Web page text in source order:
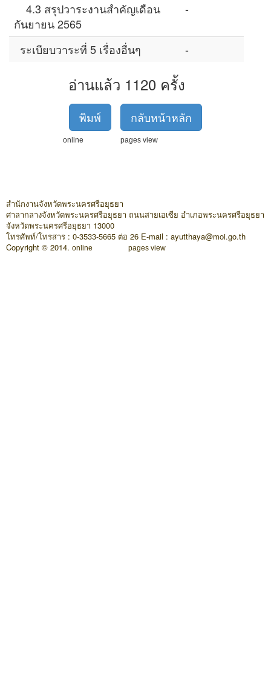
4.3 สรุปวาระงานสำคัญเดือน
กันยายน 2565
-
ระเบียบวาระที่ 5 เรื่องอื่นๆ -
อ่านแล้ว 1120 ครั้ง
พิมพ์ กลับหน้าหลัก
online pages view
สำนักงานจังหวัดพระนครศรีอยุธยา
ศาลากลางจังหวัดพระนครศรีอยุธยา ถนนสายเอเซีย อำเภอพระนครศรีอยุธยา
จังหวัดพระนครศรีอยุธยา 13000
โทรศัพท์/โทรสาร : 0-3533-5665 ต่อ 26 E-mail : ayutthaya@moi.go.th
Copyright © 2014. online pages view